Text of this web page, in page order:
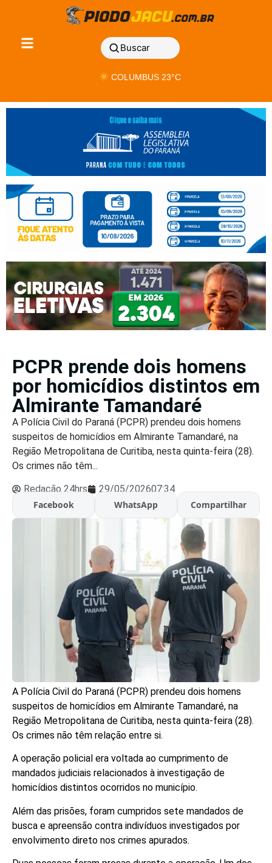
Buscar
COLUMBUS 23°C
PCPR prende dois homens
por homicídios distintos em
Almirante Tamandaré
A Polícia Civil do Paraná (PCPR) prendeu dois homens
suspeitos de homicídios em Almirante Tamandaré, na
Região Metropolitana de Curitiba, nesta quinta-feira (28).
Os crimes não têm...
Redação 24hrs 29/05/202607:34
Facebook
WhatsApp Compartilhar
A Polícia Civil do Paraná (PCPR) prendeu dois homens
suspeitos de homicídios em Almirante Tamandaré, na
Região Metropolitana de Curitiba, nesta quinta-feira (28).
Os crimes não têm relação entre si.
A operação policial era voltada ao cumprimento de
mandados judiciais relacionados à investigação de
homicídios distintos ocorridos no município.
Além das prisões, foram cumpridos sete mandados de
busca e apreensão contra indivíduos investigados por
envolvimento direto nos crimes apurados.